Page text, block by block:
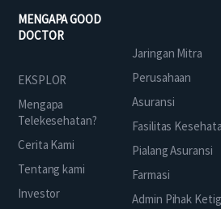
MENGAPA GOOD
DOCTOR
EKSPLOR
Mengapa
Telekesehatan?
Cerita Kami
Tentang kami
Investor
Jaringan Mitra
Perusahaan
Asuransi
Fasilitas
Pialang Asuransi
Farmasi
Admin Pihak